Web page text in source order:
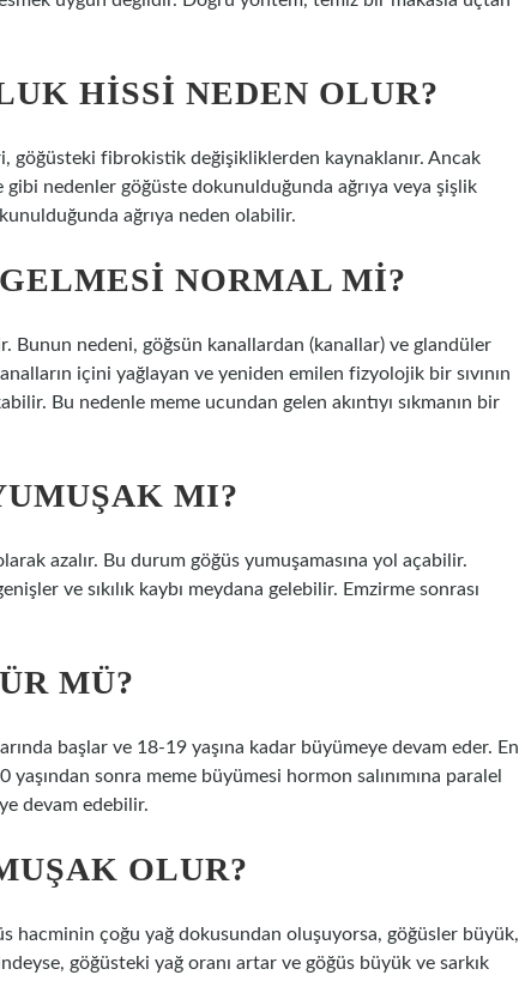
HISSI NEDEN OLUR?
göğüsteki fibrokistik değişikliklerden kaynaklanır. Ancak
nedenler göğüste dokunulduğunda ağrıya veya şişlik
ağrıya neden olabilir.
NORMAL MI?
Bunun nedeni, göğsün kanallardan (kanallar) ve glandüler
içini yağlayan ve yeniden emilen fizyolojik bir sıvının
Bu nedenle meme ucundan gelen akıntıyı sıkmanın bir
MI?
azalır. Bu durum göğüs yumuşamasına yol açabilir.
ve sıkılık kaybı meydana gelebilir. Emzirme sonrası
MÜ?
başlar ve 18-19 yaşına kadar büyümeye devam eder. En
sonra meme büyümesi hormon salınımına paralel
devam edebilir.
OLUR?
hacminin çoğu yağ dokusundan oluşuyorsa, göğüsler büyük,
göğüsteki yağ oranı artar ve göğüs büyük ve sarkık